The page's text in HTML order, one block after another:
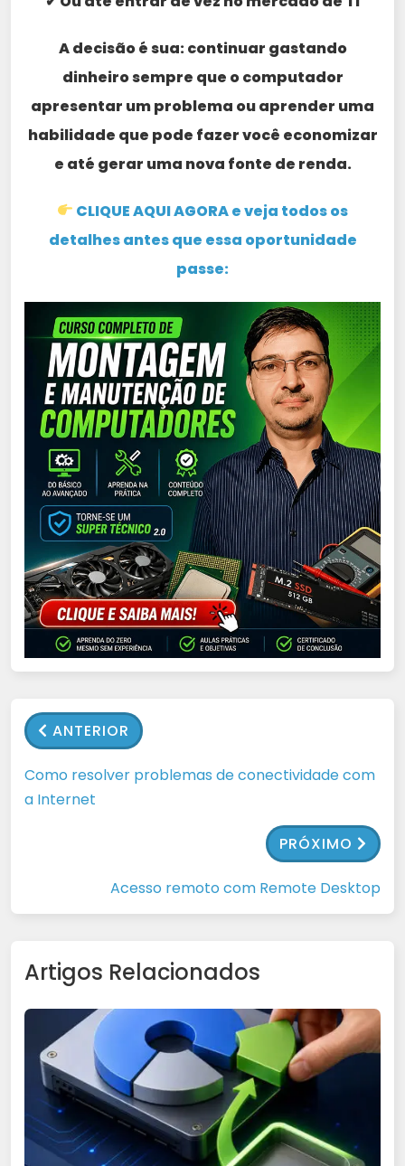
A decisão é sua: continuar gastando
dinheiro sempre que o computador
apresentar um problema ou aprender uma
habilidade que pode fazer você economizar
e até gerar uma nova fonte de renda.
CLIQUE AQUI AGORA e veja todos os
detalhes antes que essa oportunidade
passe:
ANTERIOR
Como resolver problemas de conectividade com
a Internet
PRÓXIMO
Acesso remoto com Remote Desktop
Artigos Relacionados